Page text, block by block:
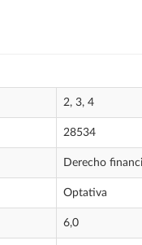
2, 3, 4
28534
Derecho
Optativa
6,0